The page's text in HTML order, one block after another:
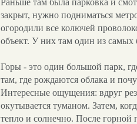
Раньше там была парковка и
закрыт, нужно подниматься
огородили все колючей
объект. У них там один из
Горы - это один большой парк,
там, где рождаются облака и
Интересные ощущения: вдруг
окутывается туманом. Затем,
тепло и солнечно. После